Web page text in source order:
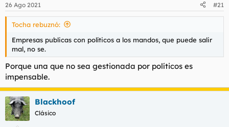
26 Ago 2021 #21
Tocha rebuznó:
Empresas publicas con políticos a los mandos, que puede salir
mal, no se.
Porque una que no sea gestionada por políticos es
impensable.
Blackhoof
Clásico